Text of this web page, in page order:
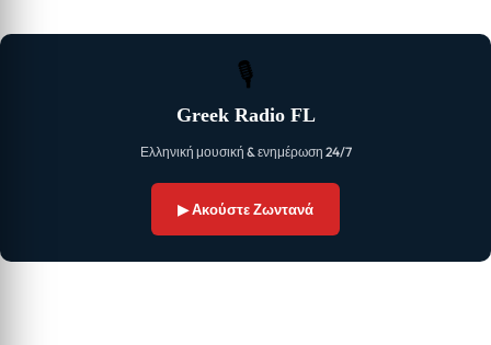
🎙
Greek Radio FL
Ελληνική μουσική & ενημέρωση 24/7
▶ Ακούστε Ζωντανά